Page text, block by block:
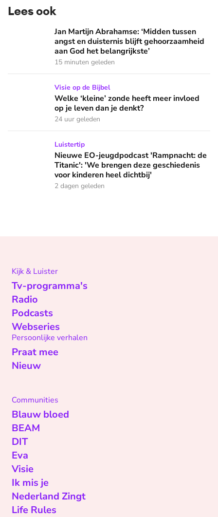
Lees ook
Jan Martijn Abrahamse: ‘Midden tussen angst en
Jan Martijn Abrahamse: ‘Midden tussen
angst en duisternis blijft gehoorzaamheid
aan God het belangrijkste’
15 minuten geleden
Welke ‘kleine’ zonde heeft meer invloed op je leven dan je
Visie op de Bijbel
Welke ‘kleine’ zonde heeft meer invloed
op je leven dan je denkt?
24 uur geleden
Nieuwe EO-jeugdpodcast 'Rampnacht: de Titanic': 'We
Luistertip
Nieuwe EO-jeugdpodcast 'Rampnacht: de
Titanic': 'We brengen deze geschiedenis
voor kinderen heel dichtbij'
2 dagen geleden
Kijk & Luister
Tv-programma's
Radio
Podcasts
Webseries
Persoonlijke verhalen
Praat mee
Nieuw
Communities
Blauw bloed
BEAM
DIT
Eva
Visie
Ik mis je
Nederland Zingt
Life Rules